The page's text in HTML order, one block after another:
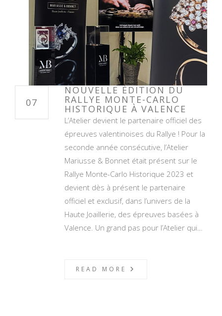
07
NOUVELLE ÉDITION DU
RALLYE MONTE-CARLO
HISTORIQUE À VALENCE
L’Atelier devient le partenaire officiel des
épreuves valentinoises du Rallye ! Pour la
seconde année consécutive, l’Atelier
Mariusse & Bonnet était présent sur le
Rallye Monte-Carlo Historique 2023 et
devient dès à présent le partenaire
officiel et exclusif, dans l’univers de la
Haute Joaillerie, des épreuves basées à
Valence. Un grand pas pour l’Atelier qui…
READ MORE